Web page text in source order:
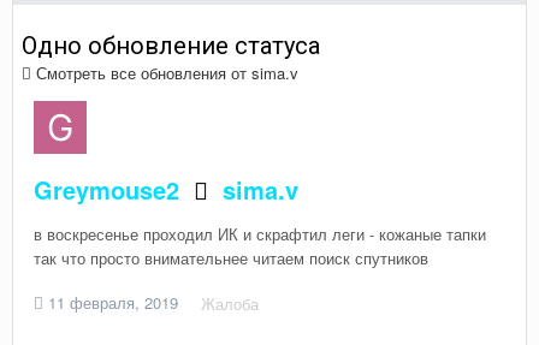
Одно обновление статуса
Смотреть все обновления от sima.v
Greymouse2 sima.v
в воскресенье проходил ИК и скрафтил леги - кожаные тапки
так что просто внимательнее читаем поиск спутников
11 февраля, 2019
Жалоба